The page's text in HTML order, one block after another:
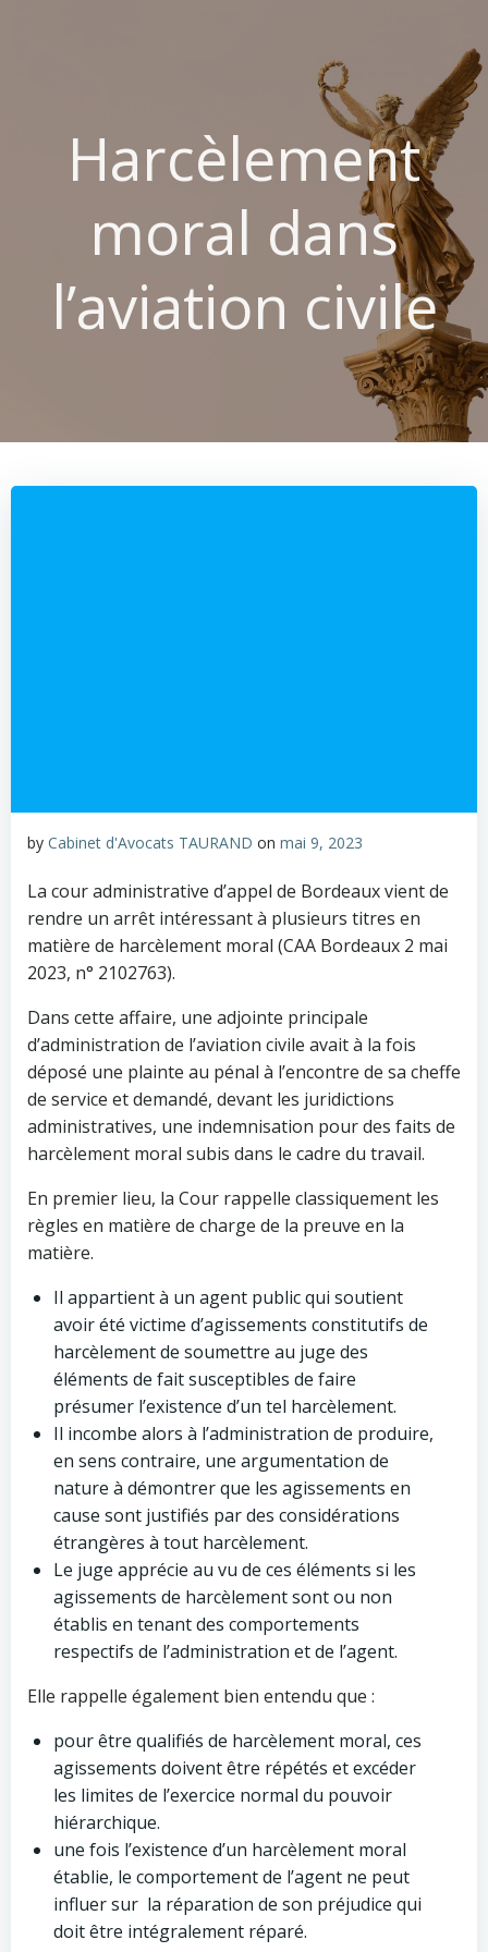
Harcèlement
moral dans
l’aviation civile
by Cabinet d'Avocats TAURAND on mai 9, 2023
La cour administrative d’appel de Bordeaux vient de
rendre un arrêt intéressant à plusieurs titres en
matière de harcèlement moral (CAA Bordeaux 2 mai
2023, n° 2102763).
Dans cette affaire, une adjointe principale
d’administration de l’aviation civile avait à la fois
déposé une plainte au pénal à l’encontre de sa cheffe
de service et demandé, devant les juridictions
administratives, une indemnisation pour des faits de
harcèlement moral subis dans le cadre du travail.
En premier lieu, la Cour rappelle classiquement les
règles en matière de charge de la preuve en la
matière.
Il appartient à un agent public qui soutient
avoir été victime d’agissements constitutifs de
harcèlement de soumettre au juge des
éléments de fait susceptibles de faire
présumer l’existence d’un tel harcèlement.
Il incombe alors à l’administration de produire,
en sens contraire, une argumentation de
nature à démontrer que les agissements en
cause sont justifiés par des considérations
étrangères à tout harcèlement.
Le juge apprécie au vu de ces éléments si les
agissements de harcèlement sont ou non
établis en tenant des comportements
respectifs de l’administration et de l’agent.
Elle rappelle également bien entendu que :
pour être qualifiés de harcèlement moral, ces
agissements doivent être répétés et excéder
les limites de l’exercice normal du pouvoir
hiérarchique.
une fois l’existence d’un harcèlement moral
établie, le comportement de l’agent ne peut
influer sur la réparation de son préjudice qui
doit être intégralement réparé.